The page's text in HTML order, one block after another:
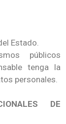
Estado.
públicos
tenga la
personales.
DE